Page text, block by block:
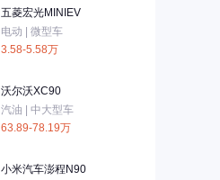
五菱宏光MINIEV
电动 | 微型车
3.58-5.58万
沃尔沃XC90
汽油 | 中大型车
63.89-78.19万
小米汽车澎程N90